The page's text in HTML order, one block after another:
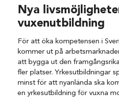
Nya
vuxenutbildning
För att öka kompetensen i
kommer ut på
att bygga ut den
fler platser. Yrkesutbildningar
minst för att nyanlända ska
en yrkesutbildning för vuxna